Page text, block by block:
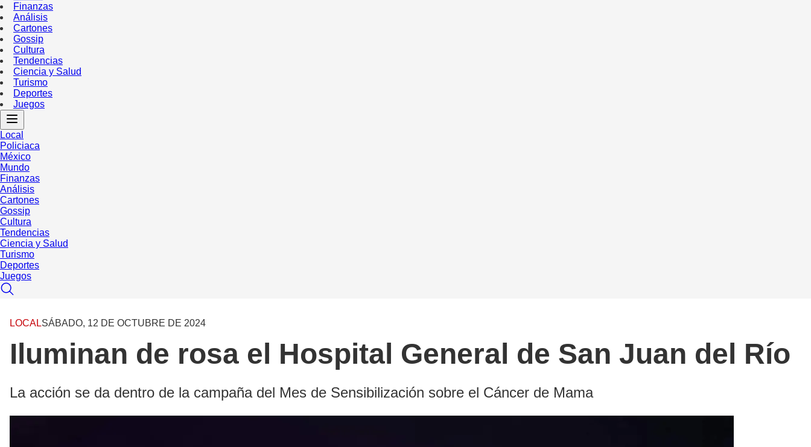
Finanzas
Análisis
Cartones
Gossip
Cultura
Tendencias
Ciencia y Salud
Turismo
Deportes
Juegos
Local
Policiaca
México
Mundo
Finanzas
Análisis
Cartones
Gossip
Cultura
Tendencias
Ciencia y Salud
Turismo
Deportes
Juegos
LOCALSÁBADO, 12 DE OCTUBRE DE 2024
Iluminan de rosa el Hospital General de San Juan del Río
La acción se da dentro de la campaña del Mes de Sensibilización sobre el Cáncer de Mama